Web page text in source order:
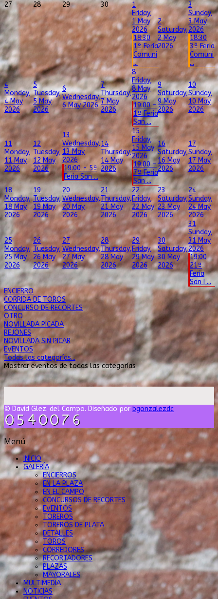
27
28 29 30
1
Friday,
1 May
2026
18:30
1º Feria
Comuni
...
2
Saturday,
2 May
2026
3
Sunday,
3 May
2026
18:30
3ª Feria
Comuni
...
4
Monday,
4 May
2026
5
Tuesday,
5 May
2026
6
Wednesday,
6 May 2026
7
Thursday,
7 May
2026
8
Friday,
8 May
2026
19:00 -
1ª Feria
San ...
9
Saturday,
9 May
2026
10
Sunday,
10 May
2026
11
Monday,
11 May
2026
12
Tuesday,
12 May
2026
13
Wednesday,
13 May
2026
19:00 - 5ª
Feria San ...
14
Thursday,
14 May
2026
15
Friday,
15 May
2026
19:00 -
7ª Feria
San ...
16
Saturday,
16 May
2026
17
Sunday,
17 May
2026
18
Monday,
18 May
2026
19
Tuesday,
19 May
2026
20
Wednesday,
20 May
2026
21
Thursday,
21 May
2026
22
Friday,
22 May
2026
23
Saturday,
23 May
2026
24
Sunday,
24 May
2026
25
Monday,
25 May
2026
26
Tuesday,
26 May
2026
27
Wednesday,
27 May
2026
28
Thursday,
28 May
2026
29
Friday,
29 May
2026
30
Saturday,
30 May
2026
31
Sunday,
31 May
2026
19:00
21ª
Feria
San I ...
ENCIERRO
CORRIDA DE TOROS
CONCURSO DE RECORTES
OTRO
NOVILLADA PICADA
REJONES
NOVILLADA SIN PICAR
EVENTOS
Todas las categorías...
Mostrar eventos de todas las categorías
© David Glez. del Campo. Diseñado por bgonzalezdc
Menú
INICIO
GALERÍA
ENCIERROS
EN LA PLAZA
EN EL CAMPO
CONCURSOS DE RECORTES
EVENTOS
TOREROS
TOREROS DE PLATA
DETALLES
TOROS
CORREDORES
RECORTADORES
PLAZAS
MAYORALES
MULTIMEDIA
NOTICIAS